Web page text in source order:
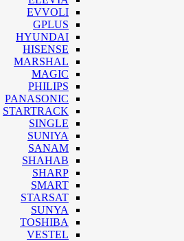
EVVOLI
GPLUS
HYUNDAI
HISENSE
MARSHAL
MAGIC
PHILIPS
PANASONIC
STARTRACK
SINGLE
SUNIYA
SANAM
SHAHAB
SHARP
SMART
STARSAT
SUNYA
TOSHIBA
VESTEL